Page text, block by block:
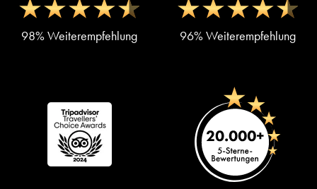
98% Weiterempfehlung 96% Weiterempfehlung